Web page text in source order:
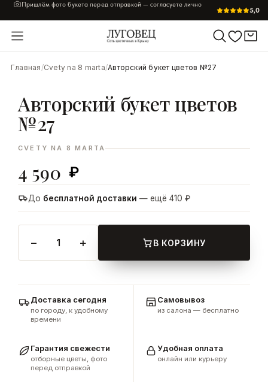
Свежие цветы каждый день · собираем вручную за 60 минут
5,0
Главная/Cvety na 8 marta/Авторский букет цветов №27
Авторский букет цветов
№27
CVETY NA 8 MARTA
4 590 ₽
До бесплатной доставки — ещё 410 ₽
− 1 + В КОРЗИНУ
Доставка сегодня
по городу, к удобному
времени
Самовывоз
из салона — бесплатно
Гарантия свежести
отборные цветы, фото
перед отправкой
Удобная оплата
онлайн или курьеру